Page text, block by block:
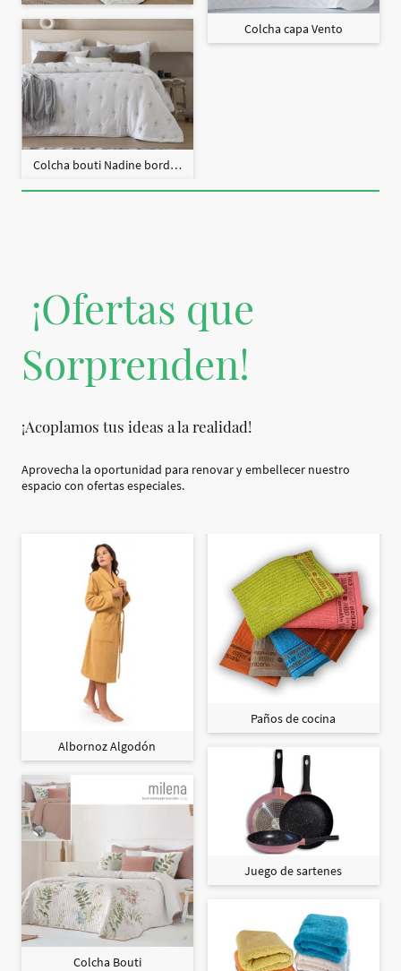
Colcha bouti Nadine bordado + fundas cojín
Colcha capa Vento
¡Ofertas que
Sorprenden!
¡Acoplamos tus ideas a la realidad!
Aprovecha la oportunidad para renovar y embellecer nuestro
espacio con ofertas especiales.
Albornoz Algodón
Colcha Bouti
Paños de cocina
Juego de sartenes